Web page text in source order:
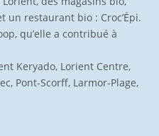
restaurant bio : Croc’Épi.
qu’elle a contribué à
Keryado, Lorient Centre,
Pont-Scorff, Larmor-Plage,